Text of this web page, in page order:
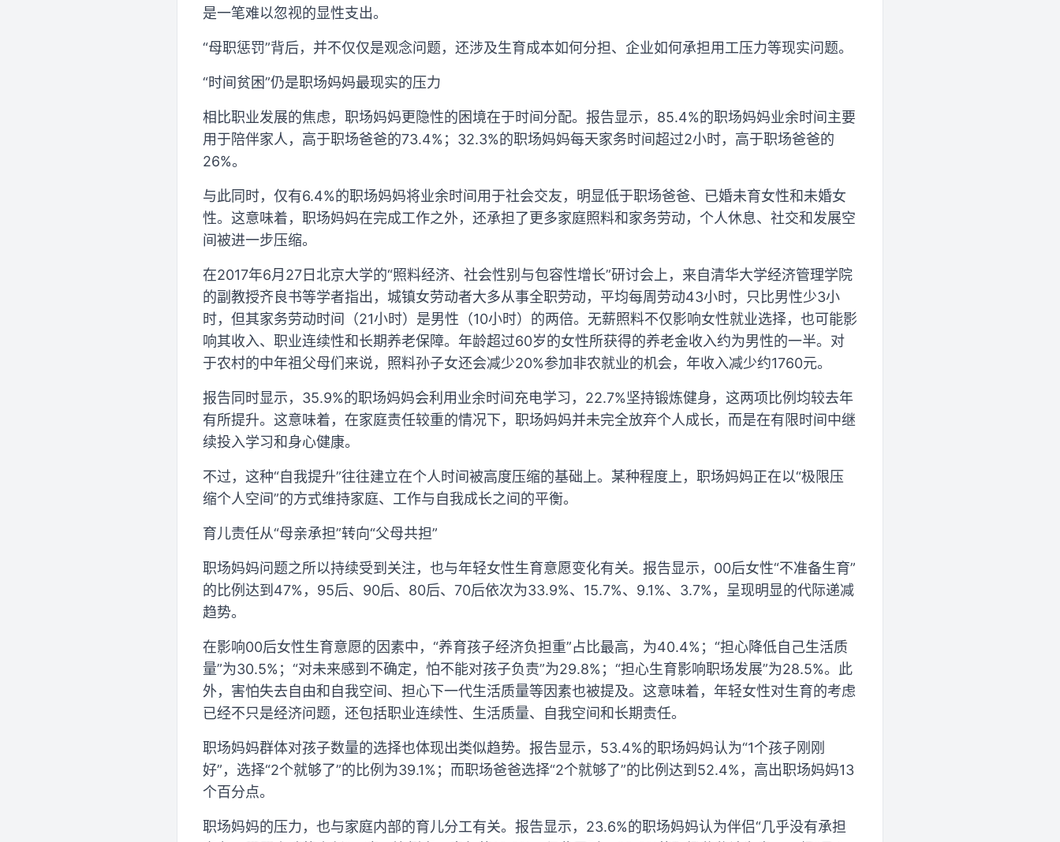
是一笔难以忽视的显性支出。
“母职惩罚”背后，并不仅仅是观念问题，还涉及生育成本如何分担、企业如何承担用工压力等现实问题。
“时间贫困”仍是职场妈妈最现实的压力
相比职业发展的焦虑，职场妈妈更隐性的困境在于时间分配。报告显示，85.4%的职场妈妈业余时间主要
用于陪伴家人，高于职场爸爸的73.4%；32.3%的职场妈妈每天家务时间超过2小时，高于职场爸爸的
26%。
与此同时，仅有6.4%的职场妈妈将业余时间用于社会交友，明显低于职场爸爸、已婚未育女性和未婚女
性。这意味着，职场妈妈在完成工作之外，还承担了更多家庭照料和家务劳动，个人休息、社交和发展空
间被进一步压缩。
在2017年6月27日北京大学的“照料经济、社会性别与包容性增长”研讨会上，来自清华大学经济管理学院
的副教授齐良书等学者指出，城镇女劳动者大多从事全职劳动，平均每周劳动43小时，只比男性少3小
时，但其家务劳动时间（21小时）是男性（10小时）的两倍。无薪照料不仅影响女性就业选择，也可能影
响其收入、职业连续性和长期养老保障。年龄超过60岁的女性所获得的养老金收入约为男性的一半。对
于农村的中年祖父母们来说，照料孙子女还会减少20%参加非农就业的机会，年收入减少约1760元。
报告同时显示，35.9%的职场妈妈会利用业余时间充电学习，22.7%坚持锻炼健身，这两项比例均较去年
有所提升。这意味着，在家庭责任较重的情况下，职场妈妈并未完全放弃个人成长，而是在有限时间中继
续投入学习和身心健康。
不过，这种“自我提升”往往建立在个人时间被高度压缩的基础上。某种程度上，职场妈妈正在以“极限压
缩个人空间”的方式维持家庭、工作与自我成长之间的平衡。
育儿责任从“母亲承担”转向“父母共担”
职场妈妈问题之所以持续受到关注，也与年轻女性生育意愿变化有关。报告显示，00后女性“不准备生育”
的比例达到47%，95后、90后、80后、70后依次为33.9%、15.7%、9.1%、3.7%，呈现明显的代际递减
趋势。
在影响00后女性生育意愿的因素中，“养育孩子经济负担重”占比最高，为40.4%；“担心降低自己生活质
量”为30.5%；“对未来感到不确定，怕不能对孩子负责”为29.8%；“担心生育影响职场发展”为28.5%。此
外，害怕失去自由和自我空间、担心下一代生活质量等因素也被提及。这意味着，年轻女性对生育的考虑
已经不只是经济问题，还包括职业连续性、生活质量、自我空间和长期责任。
职场妈妈群体对孩子数量的选择也体现出类似趋势。报告显示，53.4%的职场妈妈认为“1个孩子刚刚
好”，选择“2个就够了”的比例为39.1%；而职场爸爸选择“2个就够了”的比例达到52.4%，高出职场妈妈13
个百分点。
职场妈妈的压力，也与家庭内部的育儿分工有关。报告显示，23.6%的职场妈妈认为伴侣“几乎没有承担